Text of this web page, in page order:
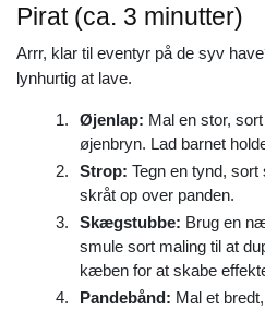
Pirat (ca. 3 minutter)
Arrr, klar til eventyr på de syv
lynhurtig at lave.
Øjenlap: Mal en stor,
øjenbryn. Lad barnet
Strop: Tegn en tynd,
skråt op over panden.
Skægstubbe: Brug en
smule sort maling til at
kæben for at skabe
Pandebånd: Mal et